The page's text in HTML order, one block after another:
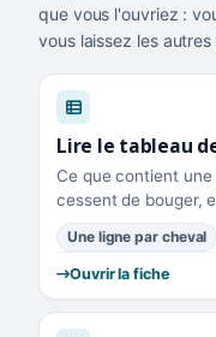
que vous l'ouvriez :
vous laissez les
Lire le tableau
Ce que contient
cessent de bouger,
Une ligne par cheval
Ouvrir la fiche